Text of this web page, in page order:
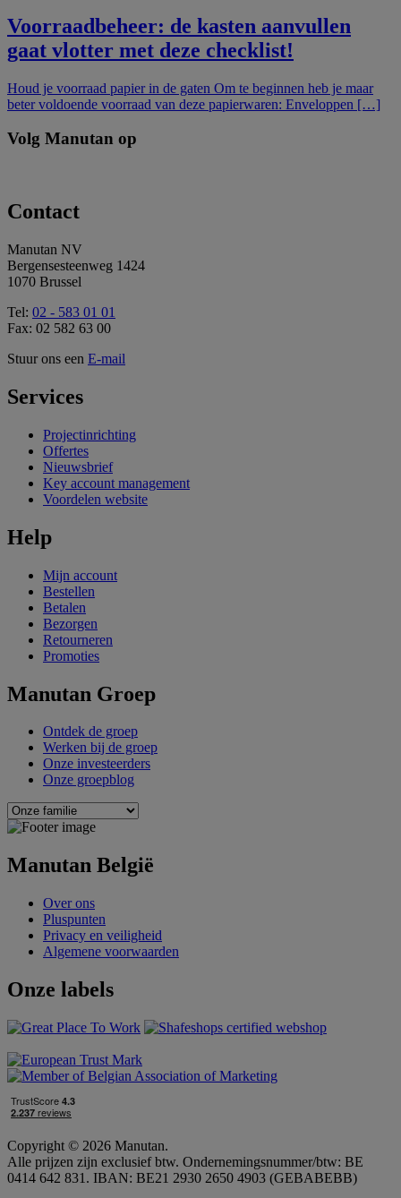
Voorraadbeheer: de kasten aanvullen
gaat vlotter met deze checklist!
Houd je voorraad papier in de gaten Om te beginnen heb je maar
beter voldoende voorraad van deze papierwaren: Enveloppen […]
Volg Manutan op
Contact
Manutan NV
Bergensesteenweg 1424
1070 Brussel
Tel: 02 - 583 01 01
Fax: 02 582 63 00
Stuur ons een E-mail
Services
Projectinrichting
Offertes
Nieuwsbrief
Key account management
Voordelen website
Help
Mijn account
Bestellen
Betalen
Bezorgen
Retourneren
Promoties
Manutan Groep
Ontdek de groep
Werken bij de groep
Onze investeerders
Onze groepblog
Manutan België
Over ons
Pluspunten
Privacy en veiligheid
Algemene voorwaarden
Onze labels
Copyright © 2026 Manutan.
Alle prijzen zijn exclusief btw. Ondernemingsnummer/btw: BE
0414 642 831. IBAN: BE21 2930 2650 4903 (GEBABEBB)